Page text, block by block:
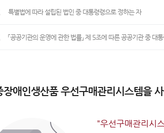
특별법에 따라 설립된 법인 중 대통령령으로 정하는 자
「공공기관의 운영에 관한 법률」 제 5조에 따른 공공기관 중 대
장애인생산품 우선구매관리시스템을
"우선구매관리시